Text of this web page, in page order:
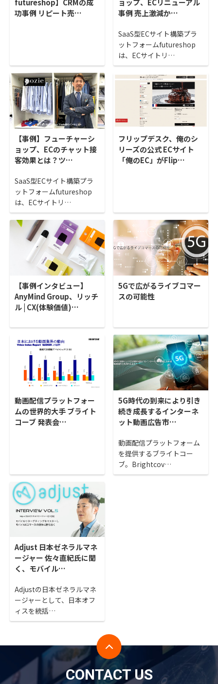
futureshop】CRMの成
功事例 リピート売…
ョップ、ECリニューアル
事例 売上激減か…
SaaS型ECサイト構築プラ
ットフォームfutureshop
は、ECサイトリ…
【事例】フューチャーシ
ョップ、ECのチャット接
客効果とは？ツ…
SaaS型ECサイト構築プラ
ットフォームfutureshop
は、ECサイトリ…
フリップデスク、俺のシ
リーズの公式 ECサイト
「俺のEC」がFlip…
【事例インタビュー】
AnyMind Group、リッチ
ル | CX(体験価値)…
5Gで広がるライブコマー
スの可能性
動画配信プラットフォー
ムの世界的大手 ブライト
コーブ 発表会…
5G時代の到来により引き
続き成長するインターネ
ット動画広告市…
動画配信プラットフォーム
を提供するブライトコー
ブ。Brightcov…
Adjust 日本ゼネラルマネ
ージャー 佐々直紀氏に聞
く、モバイル…
Adjustの日本ゼネラルマネ
ージャーとして、日本オフ
ィスを統括…
CONTACT US